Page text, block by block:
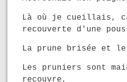
Là où je cueillais,
recouverte d'une
La prune brisée et le
Les pruniers sont
recouvre,